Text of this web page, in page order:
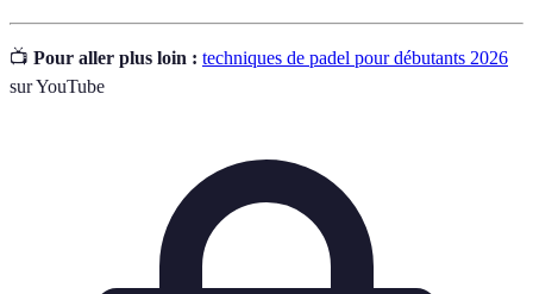
📺 Pour aller plus loin : techniques de padel pour débutants 2026
sur YouTube